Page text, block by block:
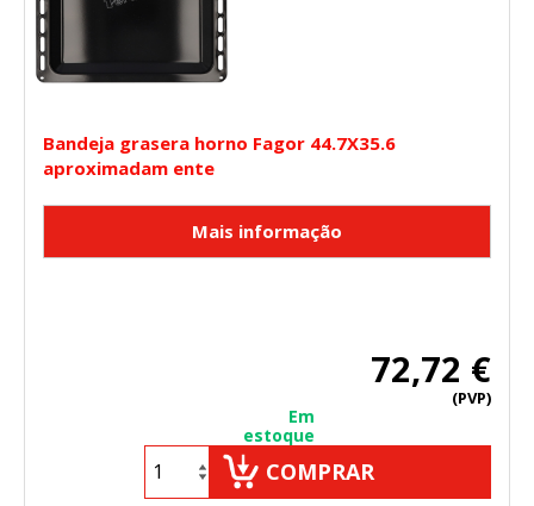
Bandeja grasera horno Fagor 44.7X35.6
aproximadam ente
72,72 €
(PVP)
Em
estoque
COMPRAR